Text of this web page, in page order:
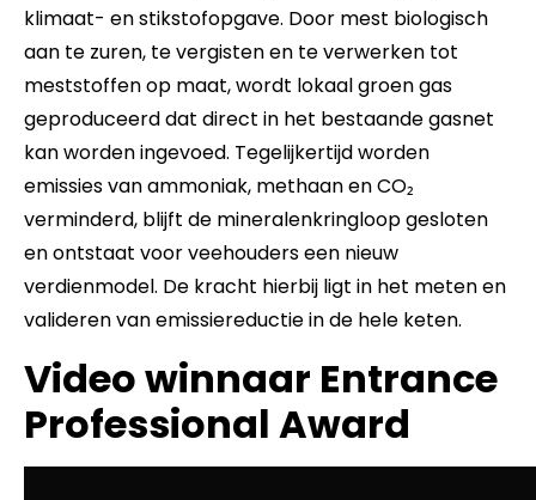
klimaat- en stikstofopgave. Door mest biologisch
aan te zuren, te vergisten en te verwerken tot
meststoffen op maat, wordt lokaal groen gas
geproduceerd dat direct in het bestaande gasnet
kan worden ingevoed. Tegelijkertijd worden
emissies van ammoniak, methaan en CO₂
verminderd, blijft de mineralenkringloop gesloten
en ontstaat voor veehouders een nieuw
verdienmodel. De kracht hierbij ligt in het meten en
valideren van emissiereductie in de hele keten.
Video winnaar Entrance
Professional Award